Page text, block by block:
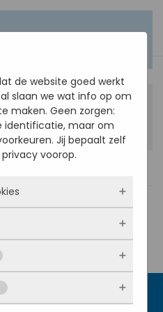
Sint Josephkerk
de website goed werkt
slaan we wat info op om
maken. Geen zorgen:
maar om
Jij bepaalt zelf
voorop.
dat de website
dus altijd actief en
Meestal worden
jij iets doet, zoals
invullen of je
Je kunt je browser
hoe vaak onze site
vandaan
populair zijn. Zo
blijven verbeteren.
jouw voorkeuren.
of ingevulde gegevens.